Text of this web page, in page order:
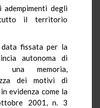
degli
il territorio
data fissata per la
autonoma di
una memoria,
dei motivi di
evidenza come la
2001, n. 3